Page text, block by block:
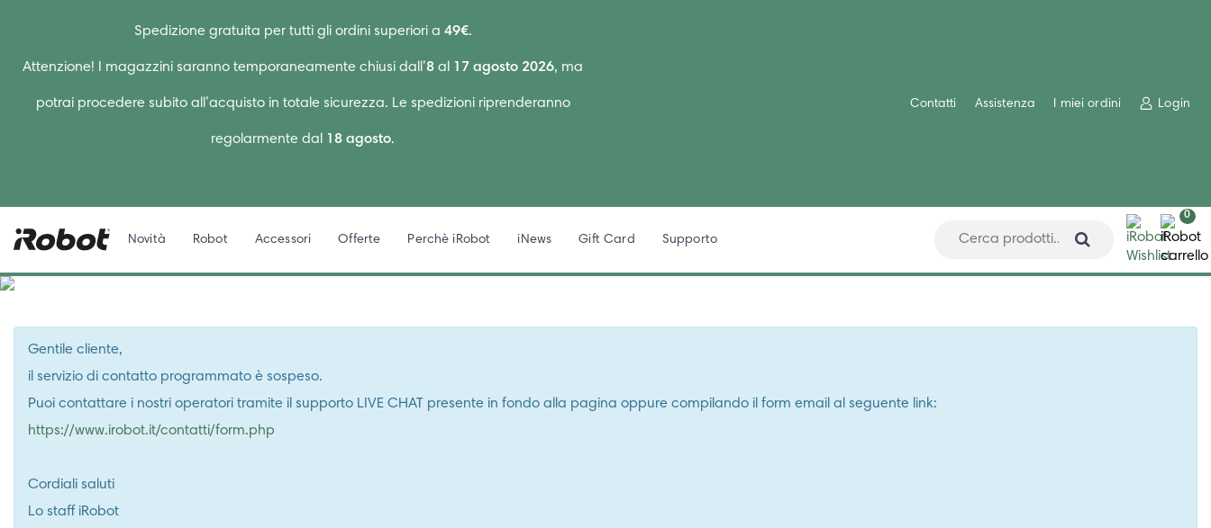
Spedizione gratuita per tutti gli ordini superiori a 49€.
Attenzione! I magazzini saranno temporaneamente chiusi dall’8 al 17 agosto 2026, ma
potrai procedere subito all’acquisto in totale sicurezza. Le spedizioni riprenderanno
regolarmente dal 18 agosto.
Contatti Assistenza I miei ordini Login
Novità Robot Accessori Offerte Perchè iRobot iNews Gift Card Supporto
0
Gentile cliente,
il servizio di contatto programmato è sospeso.
Puoi contattare i nostri operatori tramite il supporto LIVE CHAT presente in fondo alla pagina oppure compilando il form email al seguente link:
https://www.irobot.it/contatti/form.php
Cordiali saluti
Lo staff iRobot